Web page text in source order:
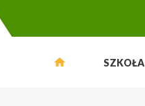
SZKOŁA